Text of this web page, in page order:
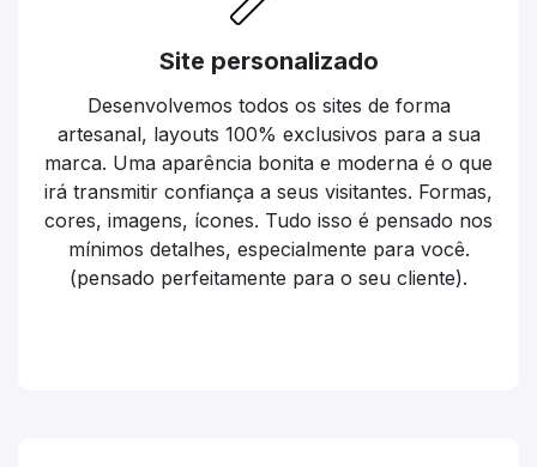
Site personalizado
Desenvolvemos todos os sites de forma
artesanal, layouts 100% exclusivos para a sua
marca. Uma aparência bonita e moderna é o que
irá transmitir confiança a seus visitantes. Formas,
cores, imagens, ícones. Tudo isso é pensado nos
mínimos detalhes, especialmente para você.
(pensado perfeitamente para o seu cliente).